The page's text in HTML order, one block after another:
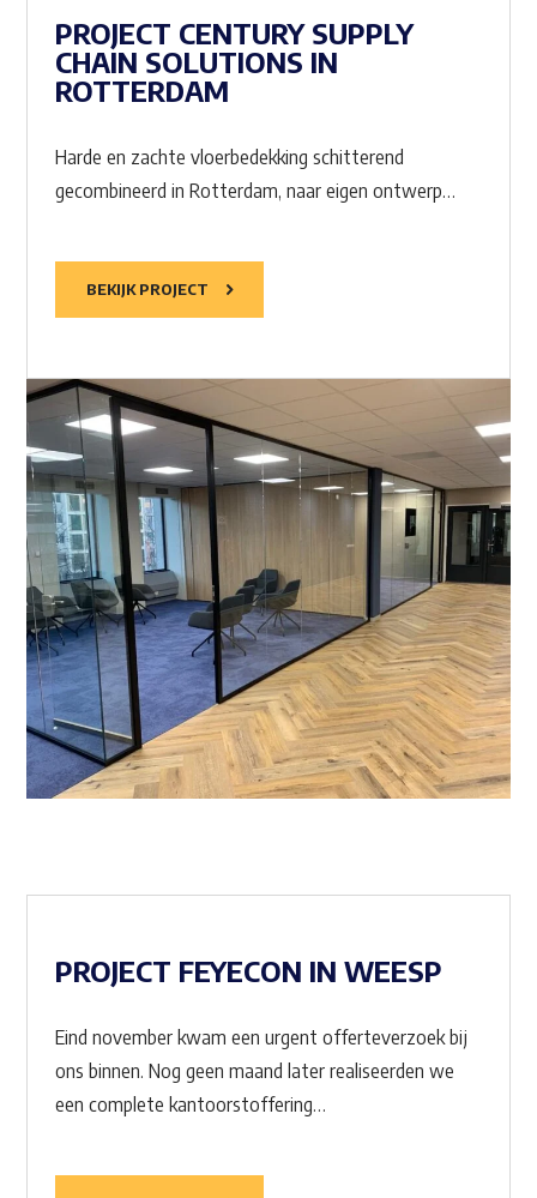
PROJECT CENTURY SUPPLY
CHAIN SOLUTIONS IN
ROTTERDAM
Harde en zachte vloerbedekking schitterend
gecombineerd in Rotterdam, naar eigen ontwerp…
BEKIJK PROJECT
PROJECT FEYECON IN WEESP
Eind november kwam een urgent offerteverzoek bij
ons binnen. Nog geen maand later realiseerden we
een complete kantoorstoffering…